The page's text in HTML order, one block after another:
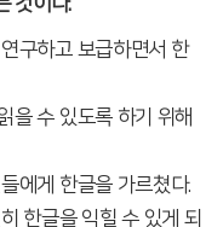
구하고 보급하면서 한
을 수 있도록 하기 위해
에게 한글을 가르쳤다.
한글을 익힐 수 있게 되